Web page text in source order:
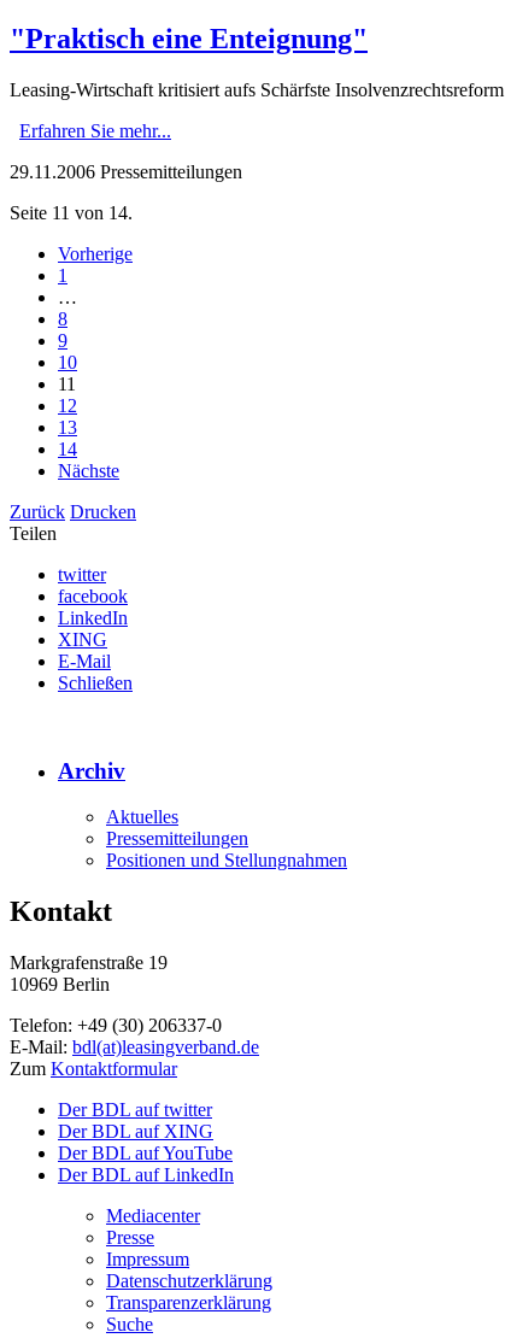
"Praktisch eine Enteignung"
Leasing-Wirtschaft kritisiert aufs Schärfste Insolvenzrechtsreform
Erfahren Sie mehr...
29.11.2006 Pressemitteilungen
Seite 11 von 14.
Vorherige
1
…
8
9
10
11
12
13
14
Nächste
Zurück Drucken
Teilen
twitter
facebook
LinkedIn
XING
E-Mail
Schließen
Archiv
Aktuelles
Pressemitteilungen
Positionen und Stellungnahmen
Kontakt
Markgrafenstraße 19
10969 Berlin
Telefon: +49 (30) 206337-0
E-Mail: bdl(at)leasingverband.de
Zum Kontaktformular
Der BDL auf twitter
Der BDL auf XING
Der BDL auf YouTube
Der BDL auf LinkedIn
Mediacenter
Presse
Impressum
Datenschutzerklärung
Transparenzerklärung
Suche